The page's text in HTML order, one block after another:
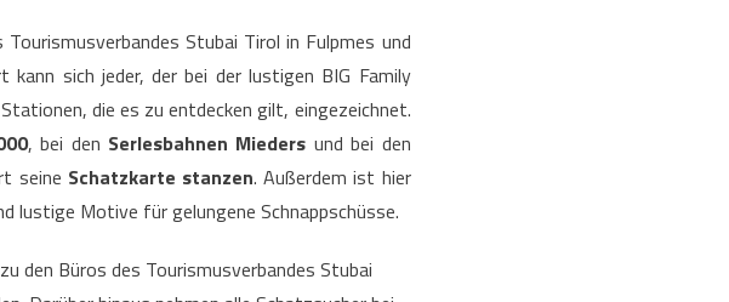
Stubai Tirol in Fulpmes und
sich jeder, der bei der lustigen BIG Family
die es zu entdecken gilt, eingezeichnet.
, bei den Serlesbahnen Mieders und bei den
seine Schatzkarte stanzen. Außerdem ist hier
lustige Motive für gelungene Schnappschüsse.
den Büros des Tourismusverbandes Stubai